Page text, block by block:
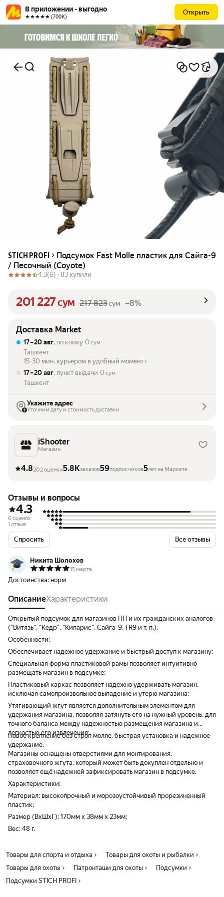
В приложении - выгодно
★★★★★ (700К)
Открыть
STICH PROFI
Подсумок Fast Molle пластик для Сайга-9
/ Песочный (Coyote)
4.3(6) · 83 купили
201 227сум 217 823сум –8%
Доставка Market
17 – 20 авг, по клику 0 сум
Ташкент
15-30 мин. курьером в удобный момент
17 – 20 авг, пункт выдачи 0 сум
Ташкент
Укажите адрес
Уточним дату и стоимость доставки
iShooter
Магазин
4.8202 оценки5.8Kзаказов59подписчиков5лет на Маркете
Отзывы и вопросы
4.3
6 оценок
1 отзыв
Спросить Все отзывы
Никита Шолохов
15 марта
Достоинства: норм
ОписаниеХарактеристики
Открытый подсумок для магазинов ПП и их гражданских аналогов
("Витязь", "Кедр", "Кипарис", Сайга-9, TR9 и т. п.).
Особенности:
Обеспечивает надежное удержание и быстрый доступ к магазину;
Специальная форма пластиковой рамы позволяет интуитивно
размещать магазин в подсумке;
Пластиковый каркас позволяет надежно удерживать магазин,
исключая самопроизвольное выпадение и утерю магазина;
Утягивающий жгут является дополнительным элементом для
удержания магазина, позволяя затянуть его на нужный уровень, для
точного баланса между надежностью размещения магазина и
легкостью его извлечения;
Новое крепление без строп молле, быстрая установка и надежное
удержание.
Магазины оснащены отверстиями для монтирования,
страховочного жгута, который может быть докуплен отдельно и
позволяет ещё надежней зафиксировать магазин в подсумке.
Характеристики:
Материал: высокопрочный и морозоустойчивый прорезиненный
пластик;
Размер (ВхШхГ): 170мм х 38мм х 23мм;
Вес: 48 г.
Товары для спорта и отдыха
Товары для охоты и рыбалки
Товары для охоты
Патронташи для охоты
Подсумки
Подсумки STICH PROFI